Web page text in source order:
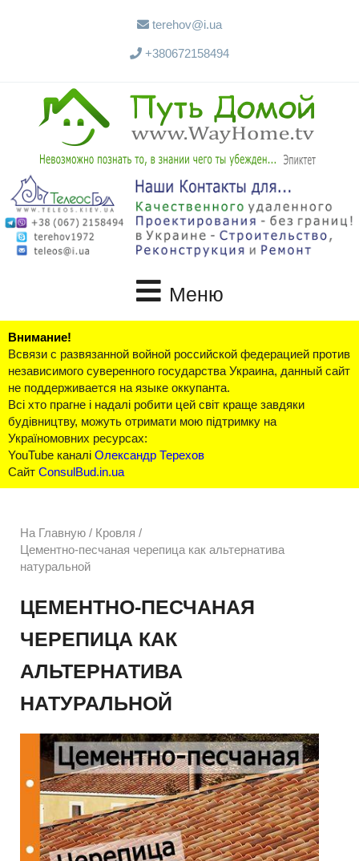
terehov@i.ua
+380672158494
Меню
Внимание!
Всвязи с развязанной войной российской федерацией против
независимого суверенного государства Украина, данный сайт
не поддерживается на языке оккупанта.
Всі хто прагне і надалі робити цей світ краще завдяки
будівництву, можуть отримати мою підтримку на
Україномовних ресурсах:
YouTube каналі Олександр Терехов
Сайт ConsulBud.in.ua
На Главную / Кровля /
Цементно-песчаная черепица как альтернатива
натуральной
ЦЕМЕНТНО-ПЕСЧАНАЯ
ЧЕРЕПИЦА КАК
АЛЬТЕРНАТИВА
НАТУРАЛЬНОЙ